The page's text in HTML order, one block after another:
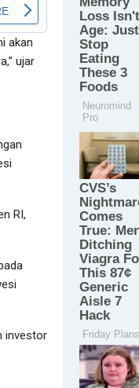
akan
ujar
RI,
investor